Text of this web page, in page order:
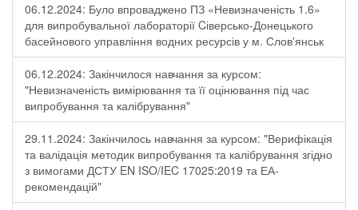
06.12.2024: Було впроваджено ПЗ «Невизначеність 1.6»
для випробувальної лабораторії Cіверсько-Донецького
басейнового управління водних ресурсів у м. Слов'янськ
06.12.2024: Закінчилося навчання за курсом:
"Невизначеність вимірювання та її оцінювання під час
випробування та калібрування"
29.11.2024: Закінчилось навчання за курсом: "Верифікація
та валідація методик випробування та калібрування згідно
з вимогами ДСТУ EN ISO/IEC 17025:2019 та ЕА-
рекомендацій"